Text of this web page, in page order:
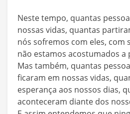
Neste tempo, quantas
nossas vidas, quantas
nós sofremos com eles, com
não estamos acostumados
Mas também, quantas
ficaram em nossas vidas,
esperança aos nossos dias,
aconteceram diante dos